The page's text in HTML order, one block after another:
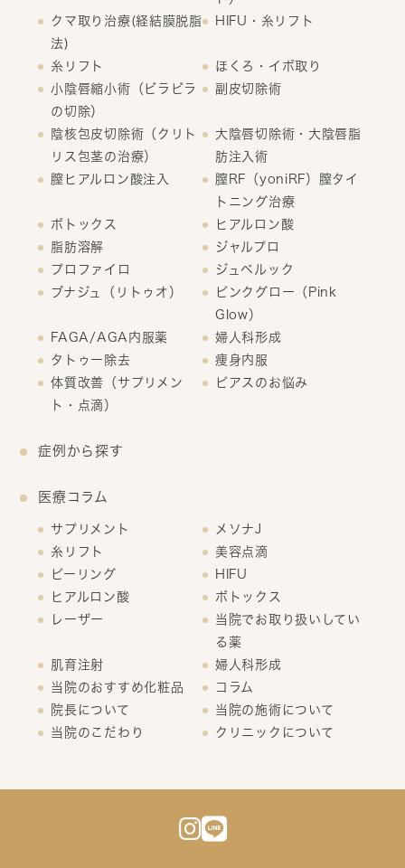
クマ取り治療(経結膜脱脂
法)
HIFU・糸リフト
糸リフト
ほくろ・イボ取り
小陰唇縮小術（ビラビラ
の切除）
副皮切除術
陰核包皮切除術（クリト
リス包茎の治療）
大陰唇切除術・大陰唇脂
肪注入術
膣ヒアルロン酸注入
膣RF（yoniRF）膣タイ
トニング治療
ボトックス
ヒアルロン酸
脂肪溶解
ジャルプロ
プロファイロ
ジュベルック
ブナジュ（リトゥオ）
ピンクグロー（Pink
Glow）
FAGA/AGA内服薬
婦人科形成
タトゥー除去
痩身内服
体質改善（サプリメン
ト・点滴）
ピアスのお悩み
症例から探す
医療コラム
サプリメント
メソナJ
糸リフト
美容点滴
ピーリング
HIFU
ヒアルロン酸
ボトックス
レーザー
当院でお取り扱いしてい
る薬
肌育注射
婦人科形成
当院のおすすめ化粧品
コラム
院長について
当院の施術について
当院のこだわり
クリニックについて